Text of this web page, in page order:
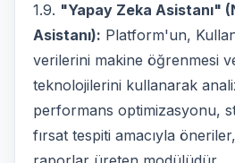
1.9. "Yapay Zeka Asistanı"
Asistanı): Platform'un,
verilerini makine öğrenmesi
teknolojilerini kullanarak
performans optimizasyonu,
fırsat tespiti amacıyla